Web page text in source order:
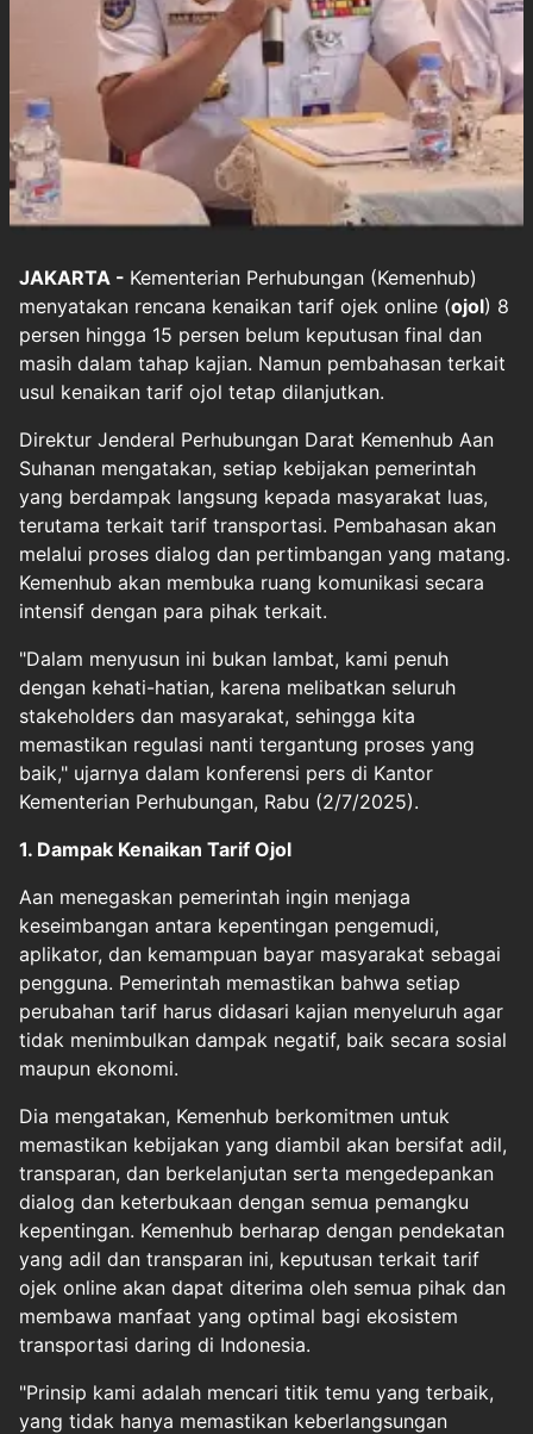
JAKARTA - Kementerian Perhubungan (Kemenhub)
menyatakan rencana kenaikan tarif ojek online (ojol) 8
persen hingga 15 persen belum keputusan final dan
masih dalam tahap kajian. Namun pembahasan terkait
usul kenaikan tarif ojol tetap dilanjutkan.
Direktur Jenderal Perhubungan Darat Kemenhub Aan
Suhanan mengatakan, setiap kebijakan pemerintah
yang berdampak langsung kepada masyarakat luas,
terutama terkait tarif transportasi. Pembahasan akan
melalui proses dialog dan pertimbangan yang matang.
Kemenhub akan membuka ruang komunikasi secara
intensif dengan para pihak terkait.
"Dalam menyusun ini bukan lambat, kami penuh
dengan kehati-hatian, karena melibatkan seluruh
stakeholders dan masyarakat, sehingga kita
memastikan regulasi nanti tergantung proses yang
baik," ujarnya dalam konferensi pers di Kantor
Kementerian Perhubungan, Rabu (2/7/2025).
1. Dampak Kenaikan Tarif Ojol
Aan menegaskan pemerintah ingin menjaga
keseimbangan antara kepentingan pengemudi,
aplikator, dan kemampuan bayar masyarakat sebagai
pengguna. Pemerintah memastikan bahwa setiap
perubahan tarif harus didasari kajian menyeluruh agar
tidak menimbulkan dampak negatif, baik secara sosial
maupun ekonomi.
Dia mengatakan, Kemenhub berkomitmen untuk
memastikan kebijakan yang diambil akan bersifat adil,
transparan, dan berkelanjutan serta mengedepankan
dialog dan keterbukaan dengan semua pemangku
kepentingan. Kemenhub berharap dengan pendekatan
yang adil dan transparan ini, keputusan terkait tarif
ojek online akan dapat diterima oleh semua pihak dan
membawa manfaat yang optimal bagi ekosistem
transportasi daring di Indonesia.
"Prinsip kami adalah mencari titik temu yang terbaik,
yang tidak hanya memastikan keberlangsungan